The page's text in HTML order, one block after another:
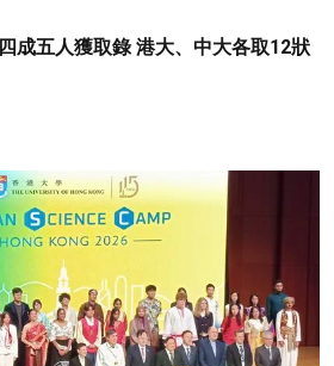
成五人獲取錄 港大、中大各取12狀